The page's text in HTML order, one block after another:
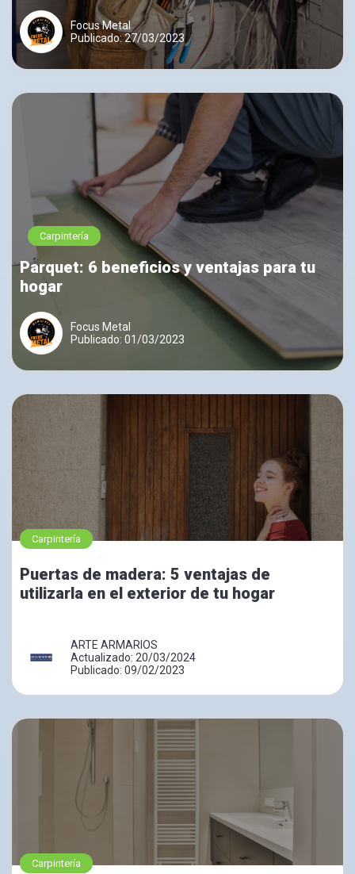
Focus Metal
Publicado: 27/03/2023
Carpintería
Parquet: 6 beneficios y ventajas para tu
hogar
Focus Metal
Publicado: 01/03/2023
Carpintería
Puertas de madera: 5 ventajas de
utilizarla en el exterior de tu hogar
ARTE ARMARIOS
Actualizado: 20/03/2024
Publicado: 09/02/2023
Carpintería